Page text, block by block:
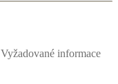
Vyžadované informace